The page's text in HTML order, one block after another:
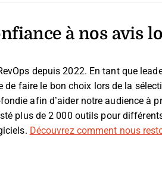
à nos avis
depuis 2022. En tant que
faire le bon choix lors de la
afin d’aider notre audience à
plus de 2 000 outils pour
Découvrez comment nous